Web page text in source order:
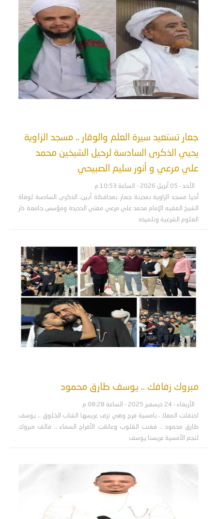
جعار تستعيد سيرة العلم والوقار .. مسجد الزاوية
يحيي الذكرى السادسة لرحيل الشيخين محمد
علي مرعي و أنور سليم الصبيحي
الأحد - 05 أبريل 2026 - الساعة 10:53 م
أحيا مسجد الزاوية بمدينة جعار بمحافظة أبين، الذكرى السادسة لوفاة
الشيخ الفقيه الإمام محمد علي مرعي مفتي الحديدة ومؤسس جامعة دار
العلوم الشرعية وتلميذه
مبروك زفافك .. يوسف طارق محمود
الأربعاء - 24 ديسمبر 2025 - الساعة 08:28 م
احتفلت المعلا ، بامسية فرح وهي تزف عريسها الشاب الخلوق .. يوسف
طارق محمود .. فغنت القلوب وعانقت الأفراح السماء .. فالف مبروك
لنجم الأمسية عريسنا يوسف